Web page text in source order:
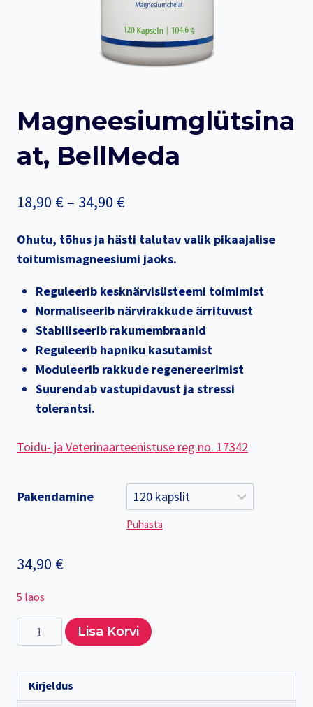
Magneesiumglütsina
At, BellMeda
18,90 € – 34,90 €Price
18,90 €
34,90 €
Ohutu, tõhus ja hästi talutav valik pikaajalise
toitumismagneesiumi jaoks.
Reguleerib kesknärvisüsteemi toimimist
Normaliseerib närvirakkude ärrituvust
Stabiliseerib rakumembraanid
Reguleerib hapniku kasutamist
Moduleerib rakkude regenereerimist
Suurendab vastupidavust ja stressi
tolerantsi.
Toidu- ja Veterinaarteenistuse reg.no. 17342
Pakendamine
Puhasta
34,90 €
5 laos
Magneesiumglütsinaat,
BellMeda
Lisa Korvi
Kirjeldus